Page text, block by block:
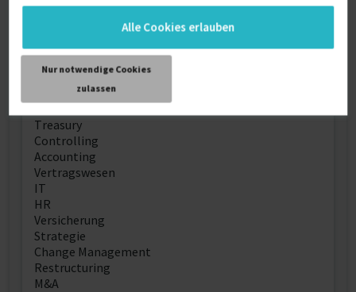
Alle Cookies erlauben
Nur notwendige Cookies
zulassen
erfolgreiche Veränderungsprozesse mit. Meine
Fähigkeiten liegen im Finanzwesen, Controlling,
Weitere Kenntnisse
Treasury
Controlling
Accounting
Vertragswesen
IT
HR
Versicherung
Strategie
Change Management
Restructuring
M&A